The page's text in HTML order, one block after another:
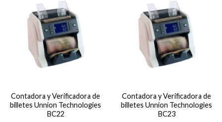
Contadora y Verificadora de
billetes Unnion Technologies
BC22
Contadora y Verificadora de
billetes Unnion Technologies
BC23